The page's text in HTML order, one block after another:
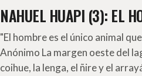
NAHUEL HUAPI (3): EL
"El hombre es el único animal
Anónimo La margen oeste del
coihue, la lenga, el ñire y el